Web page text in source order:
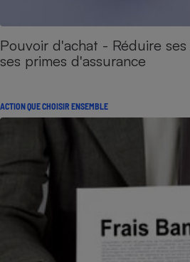
Pouvoir d'achat - Réduire
ses primes d'assurance
ACTION QUE CHOISIR ENSEMBLE